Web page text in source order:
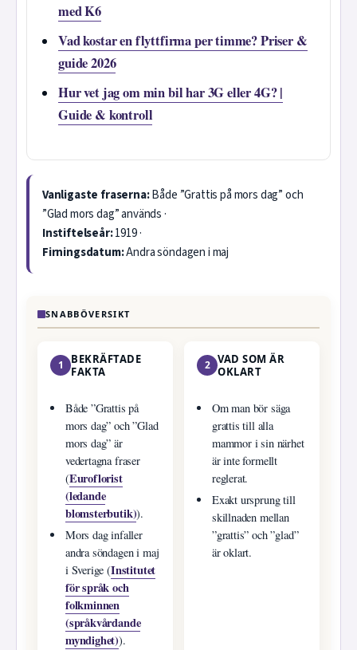
med K6
Vad kostar en flyttfirma per timme? Priser &
guide 2026
Hur vet jag om min bil har 3G eller 4G? |
Guide & kontroll
Vanligaste fraserna:Både ”Grattis på mors dag” och
”Glad mors dag” används ·
Instiftelseår:1919 ·
Firningsdatum:Andra söndagen i maj
SNABBÖVERSIKT
1
BEKRÄFTADE
FAKTA
Både ”Grattis på
mors dag” och ”Glad
mors dag” är
vedertagna fraser
(Euroflorist
(ledande
blomsterbutik)).
Mors dag infaller
andra söndagen i maj
i Sverige (Institutet
för språk och
folkminnen
(språkvårdande
myndighet)).
2 VAD SOM ÄR
OKLART
Om man bör säga
grattis till alla
mammor i sin närhet
är inte formellt
reglerat.
Exakt ursprung till
skillnaden mellan
”grattis” och ”glad”
är oklart.